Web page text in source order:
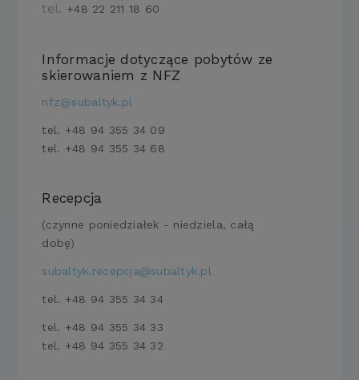
tel. +48 22 211 18 60
Informacje dotyczące pobytów ze
skierowaniem z NFZ
nfz@subaltyk.pl
tel. +48 94 355 34 09
tel. +48 94 355 34 68
Recepcja
(czynne poniedziałek - niedziela, całą
dobę)
subaltyk.recepcja@subaltyk.pl
tel. +48 94 355 34 34
tel. +48 94 355 34 33
tel. +48 94 355 34 32